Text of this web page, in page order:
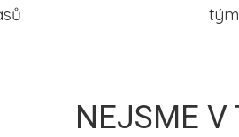
NEJSME V